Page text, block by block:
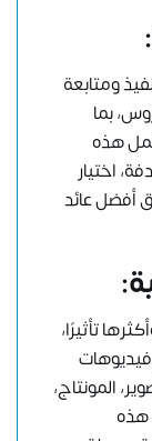
ومتابعة
بما
هذه
اختيار
أفضل عائد
تأثيرًا،
المونتاج،
هذه